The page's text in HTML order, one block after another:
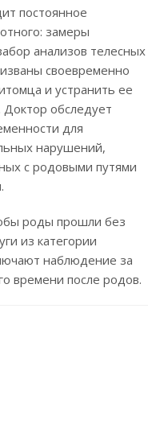
постоянное
замеры
анализов телесных
своевременно
и устранить ее
Доктор обследует
для
нарушений,
с родовыми путями
роды прошли без
из категории
наблюдение за
времени после родов.